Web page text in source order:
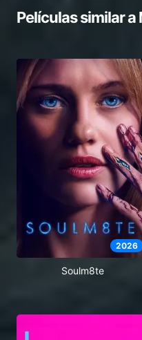
Películas similar a
2026
Soulm8te